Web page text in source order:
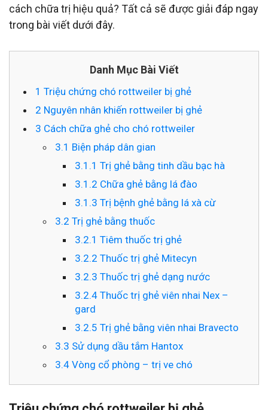
cách chữa trị hiệu quả? Tất cả sẽ được giải đáp ngay
trong bài viết dưới đây.
Danh Mục Bài Viết
1 Triệu chứng chó rottweiler bị ghẻ
2 Nguyên nhân khiến rottweiler bị ghẻ
3 Cách chữa ghẻ cho chó rottweiler
3.1 Biện pháp dân gian
3.1.1 Trị ghẻ bằng tinh dầu bạc hà
3.1.2 Chữa ghẻ bằng lá đào
3.1.3 Trị bệnh ghẻ bằng lá xà cừ
3.2 Trị ghẻ bằng thuốc
3.2.1 Tiêm thuốc trị ghẻ
3.2.2 Thuốc trị ghẻ Mitecyn
3.2.3 Thuốc trị ghẻ dạng nước
3.2.4 Thuốc trị ghẻ viên nhai Nex –
gard
3.2.5 Trị ghẻ bằng viên nhai Bravecto
3.3 Sử dụng dầu tắm Hantox
3.4 Vòng cổ phòng – trị ve chó